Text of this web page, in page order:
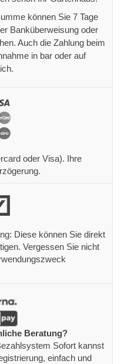
können Sie 7 Tage
Banküberweisung oder
Auch die Zahlung beim
in bar oder auf
oder Visa). Ihre
Diese können Sie direkt
Vergessen Sie nicht
Beratung?
Sofort kannst
einfach und